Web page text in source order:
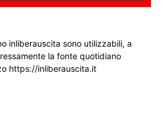
inliberauscita sono utilizzabili, a
la fonte quotidiano
https://inliberauscita.it